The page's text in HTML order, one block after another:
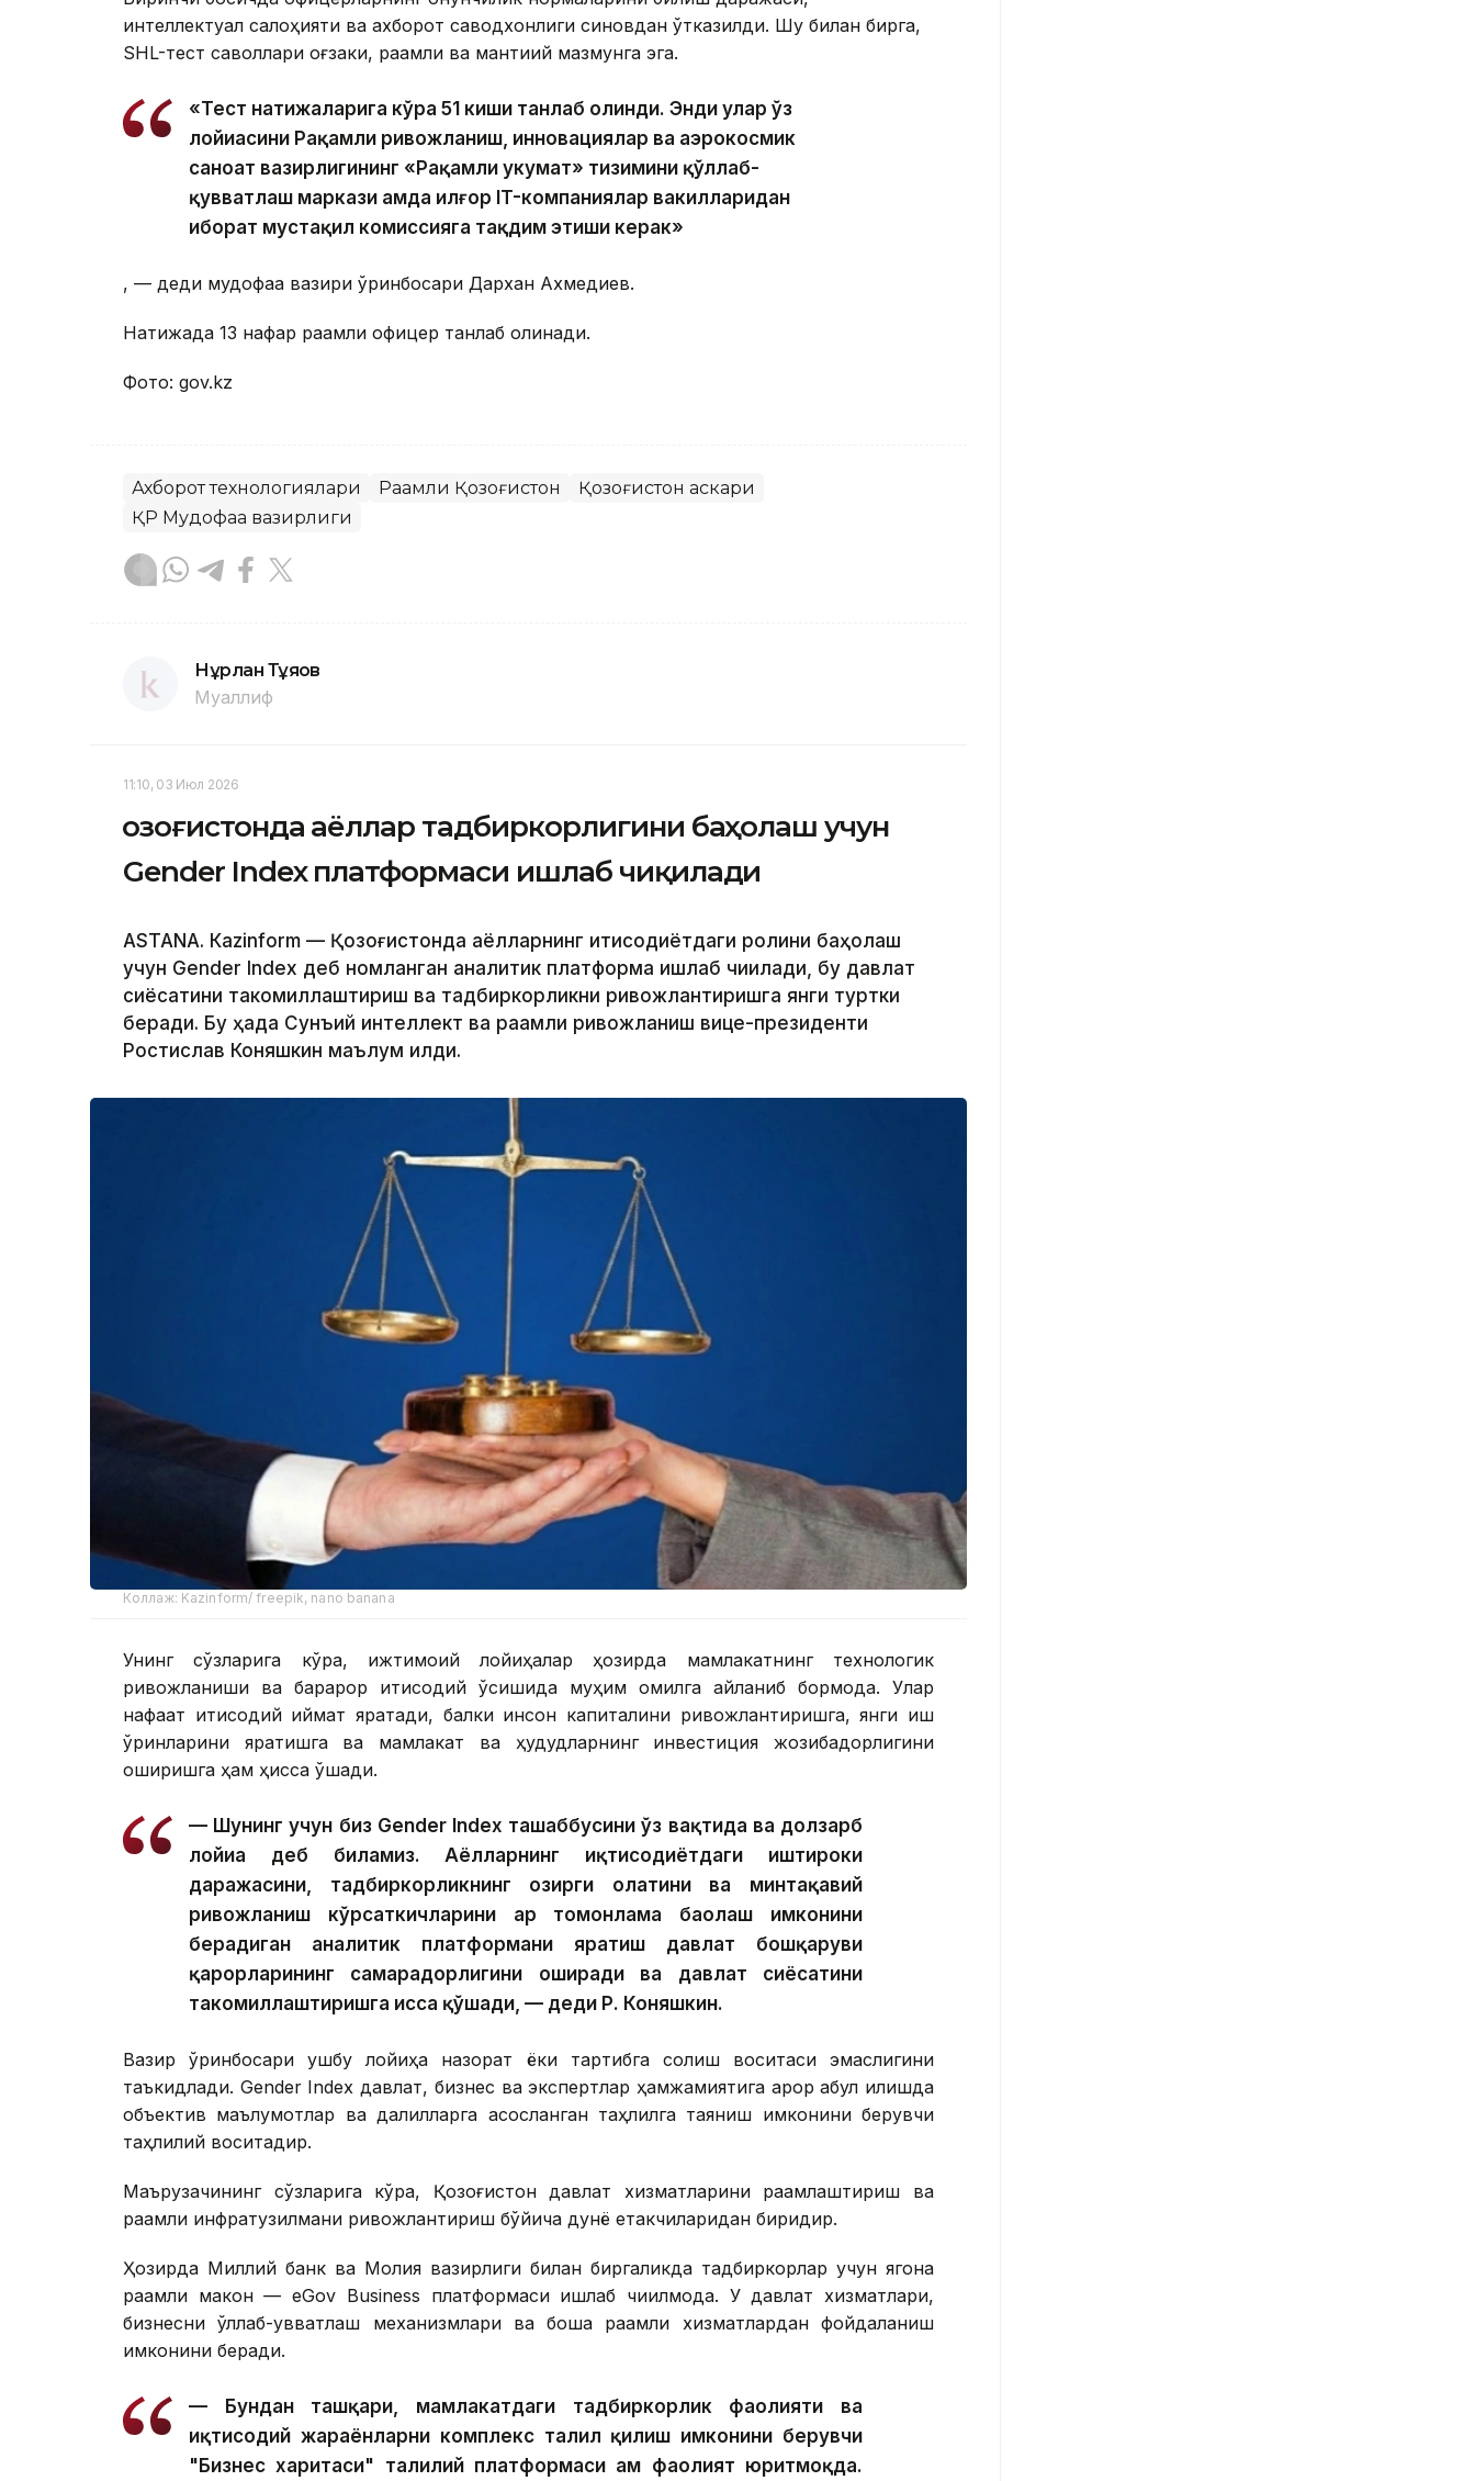
интеллектуал салоҳияти ва ахборот саводхонлиги синовдан ўтказилди. Шу билан бирга,
SHL-тест саволлари оғзаки, рақамли ва мантиқий мазмунга эга.
«Тест натижаларига кўра 51 киши танлаб олинди. Энди улар ўз
лойиҳасини Рақамли ривожланиш, инновациялар ва аэрокосмик
саноат вазирлигининг «Рақамли ҳукумат» тизимини қўллаб-
қувватлаш маркази ҳамда илғор IT-компаниялар вакилларидан
иборат мустақил комиссияга тақдим этиши керак»
, — деди мудофаа вазири ўринбосари Дархан Ахмедиев.
Натижада 13 нафар рақамли офицер танлаб олинади.
Фото: gov.kz
Ахборот технологиялари Рақамли Қозоғистон
Қозоғистон аскари
ҚР Мудофаа вазирлиги
Нұрлан Тұяқов
Муаллиф
11:10, 03 Июл 2026
Қозоғистонда аёллар тадбиркорлигини баҳолаш учун
Gender Index платформаси ишлаб чиқилади
ASTANА. Кazinform — Қозоғистонда аёлларнинг иқтисодиётдаги ролини баҳолаш
учун Gender Index деб номланган аналитик платформа ишлаб чиқилади, бу давлат
сиёсатини такомиллаштириш ва тадбиркорликни ривожлантиришга янги туртки
беради. Бу ҳақда Сунъий интеллект ва рақамли ривожланиш вице-президенти
Ростислав Коняшкин маълум қилди.
Коллаж: Kazinform/ freepik, nano banana
Унинг сўзларига кўра, ижтимоий лойиҳалар ҳозирда мамлакатнинг технологик
ривожланиши ва барқарор иқтисодий ўсишида муҳим омилга айланиб бормоқда. Улар
нафақат иқтисодий қиймат яратади, балки инсон капиталини ривожлантиришга, янги иш
ўринларини яратишга ва мамлакат ва ҳудудларнинг инвестиция жозибадорлигини
оширишга ҳам ҳисса қўшади.
— Шунинг учун биз Gender Index ташаббусини ўз вақтида ва долзарб
лойиҳа деб биламиз. Аёлларнинг иқтисодиётдаги иштироки
даражасини, тадбиркорликнинг ҳозирги ҳолатини ва минтақавий
ривожланиш кўрсаткичларини ҳар томонлама баҳолаш имконини
берадиган аналитик платформани яратиш давлат бошқаруви
қарорларининг самарадорлигини оширади ва давлат сиёсатини
такомиллаштиришга ҳисса қўшади, — деди Р. Коняшкин.
Вазир ўринбосари ушбу лойиҳа назорат ёки тартибга солиш воситаси эмаслигини
таъкидлади. Gender Index давлат, бизнес ва экспертлар ҳамжамиятига қарор қабул қилишда
объектив маълумотлар ва далилларга асосланган таҳлилга таяниш имконини берувчи
таҳлилий воситадир.
Маърузачининг сўзларига кўра, Қозоғистон давлат хизматларини рақамлаштириш ва
рақамли инфратузилмани ривожлантириш бўйича дунё етакчиларидан биридир.
Ҳозирда Миллий банк ва Молия вазирлиги билан биргаликда тадбиркорлар учун ягона
рақамли макон — eGov Business платформаси ишлаб чиқилмоқда. У давлат хизматлари,
бизнесни қўллаб-қувватлаш механизмлари ва бошқа рақамли хизматлардан фойдаланиш
имконини беради.
— Бундан ташқари, мамлакатдаги тадбиркорлик фаолияти ва
иқтисодий жараёнларни комплекс таҳлил қилиш имконини берувчи
"Бизнес харитаси" таҳлилий платформаси ҳам фаолият юритмоқда.